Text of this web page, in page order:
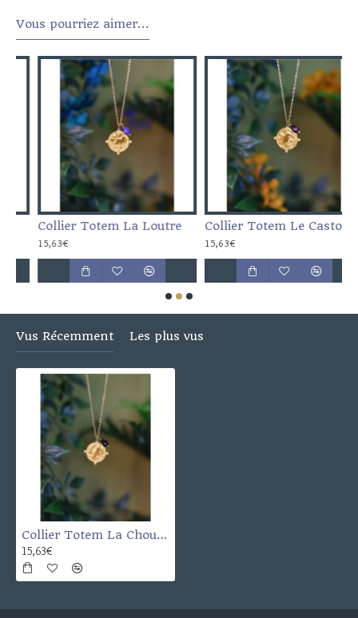
Vous pourriez aimer...
Collier Totem La Loutre
15,63€
Collier Totem Le Castor
15,63€
Vus Récemment Les plus vus
Collier Totem La Chouette
15,63€